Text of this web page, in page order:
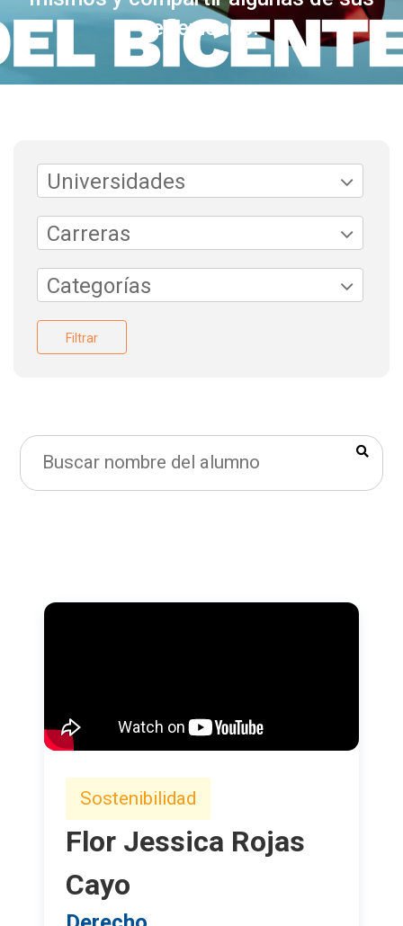
reflexiones.
Universidades
Carreras
Categorías
Filtrar
Sostenibilidad
Flor Jessica Rojas
Cayo